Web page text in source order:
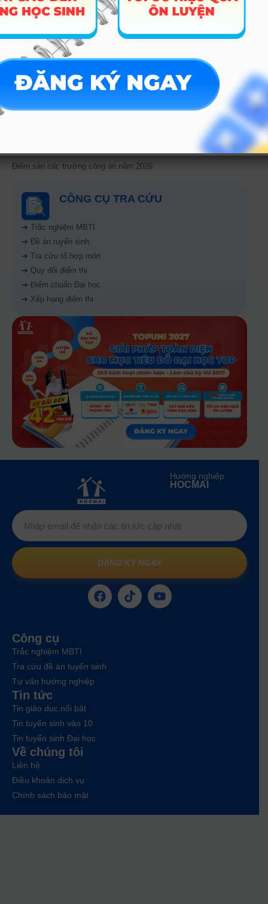
Tính toán
TIN MỚI NHẤT
Học viện Công an Nhân dân điểm chuẩn 2026: Cập nhật mới nhất
Điểm sàn các trường công an năm 2026
CÔNG CỤ TRA CỨU
➜ Trắc nghiệm MBTI
➜ Đề án tuyển sinh
➜ Tra cứu tổ hợp môn
➜ Quy đổi điểm thi
➜ Điểm chuẩn Đại học
➜ Xếp hạng điểm thi
Hướng nghiệp
HOCMAI
ĐĂNG KÝ NGAY
Công cụ
Trắc nghiệm MBTI
Tra cứu đề án tuyển sinh
Tư vấn hướng nghiệp
Tin tức
Tin giáo dục nổi bật
Tin tuyển sinh vào 10
Tin tuyển sinh Đại học
Về chúng tôi
Liên hệ
Điều khoản dịch vụ
Chính sách bảo mật